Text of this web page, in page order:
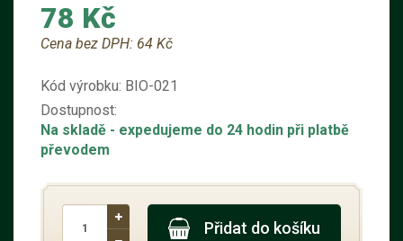
78 Kč
Cena bez DPH: 64 Kč
Kód výrobku: BIO-021
Dostupnost:
Na skladě - expedujeme do 24 hodin při platbě
převodem
Přidat do košíku